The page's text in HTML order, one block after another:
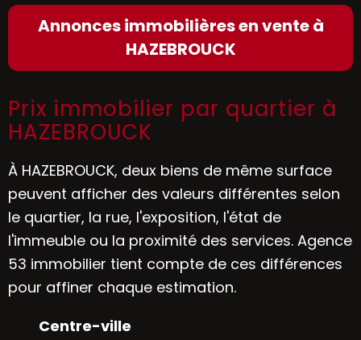
Annonces immobilières en vente à
HAZEBROUCK
Prix immobilier par quartier à
HAZEBROUCK
À HAZEBROUCK, deux biens de même surface
peuvent afficher des valeurs différentes selon
le quartier, la rue, l'exposition, l'état de
l'immeuble ou la proximité des services. Agence
53 immobilier tient compte de ces différences
pour affiner chaque estimation.
Centre-ville